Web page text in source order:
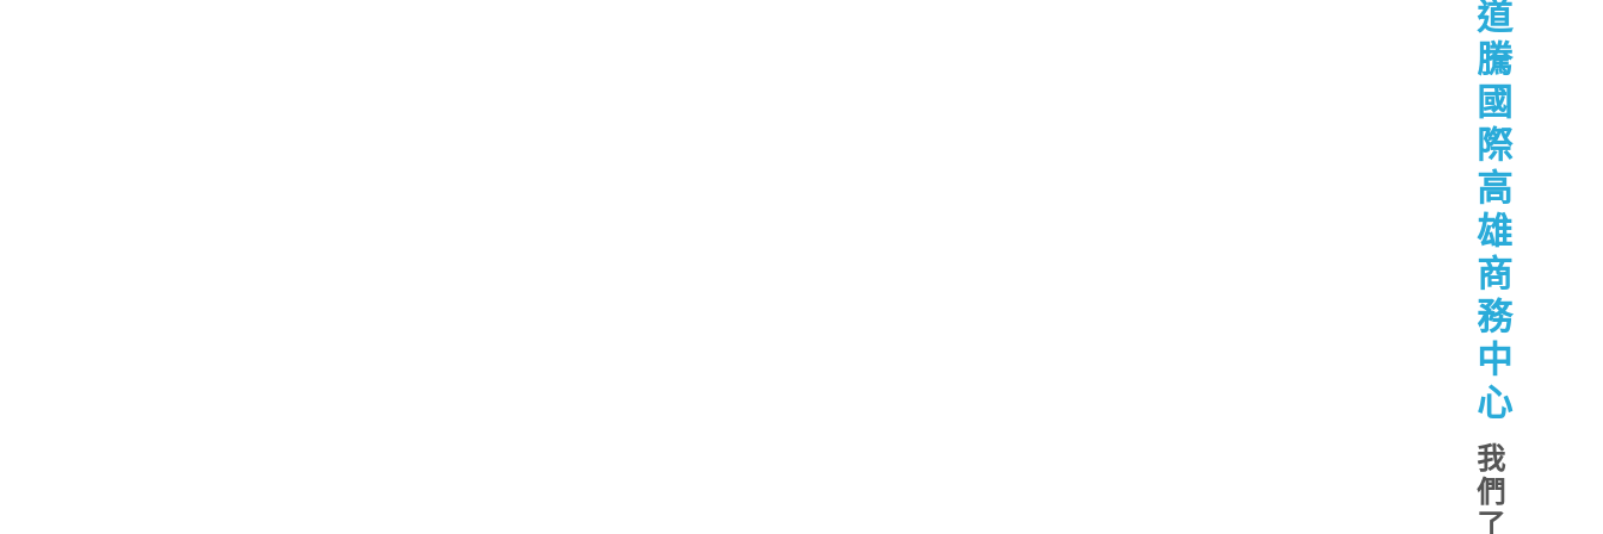
道
騰
國
際
高
雄
商
務
中
心
我
們
了